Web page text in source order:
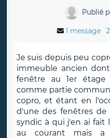
Publié
1 message
Je suis depuis peu
immeuble ancien
fenêtre au 1er
comme partie
copro, et étant en
d'une des fenêtres de
syndic à qui j'en ai fait
au courant mais a